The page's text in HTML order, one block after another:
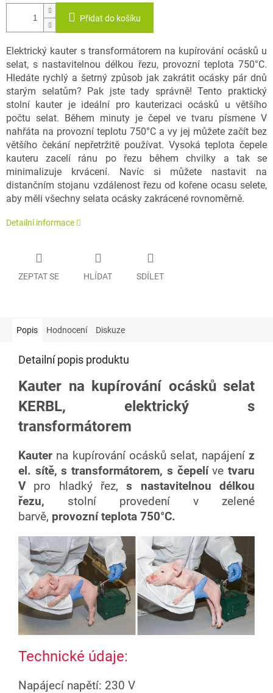
Přidat do košíku
Elektrický kauter s transformátorem na kupírování ocásků u
selat, s nastavitelnou délkou řezu, provozní teplota 750°C.
Hledáte rychlý a šetrný způsob jak zakrátit ocásky pár dnů
starým selatům? Pak jste tady správně! Tento praktický
stolní kauter je ideální pro kauterizaci ocásků u většího
počtu selat. Během minuty je čepel ve tvaru písmene V
nahřáta na provozní teplotu 750°C a vy jej můžete začít bez
většího čekání nepřetržitě používat. Vysoká teplota čepele
kauteru zacelí ránu po řezu během chvilky a tak se
minimalizuje krvácení. Navíc si můžete nastavit na
distančním stojanu vzdálenost řezu od kořene ocasu selete,
aby měli všechny selata ocásky zakrácené rovnoměrně.
Detailní informace
ZEPTAT SE HLÍDAT SDÍLET
Popis Hodnocení Diskuze
Detailní popis produktu
Kauter na kupírování ocásků selat
KERBL, elektrický s
transformátorem
Kauter na kupírování ocásků selat, napájeníz
el. sítě, s transformátorem, s čepelívetvaru
Vpro hladký řez,s nastavitelnou délkou
řezu, stolní provedení v zelené
barvě, provozní teplota 750°C.
Technické údaje:
Napájecí napětí: 230 V